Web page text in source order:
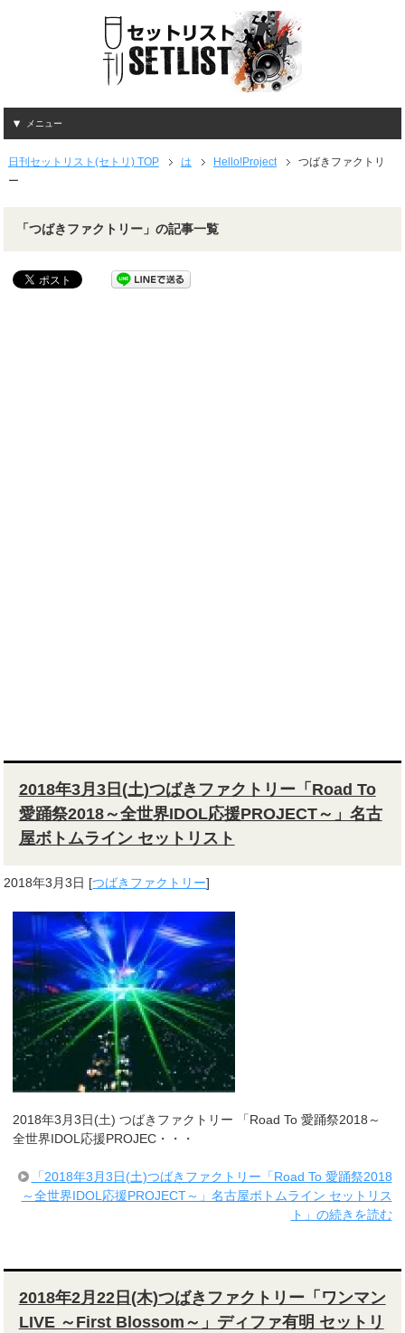
メニュー
日刊セットリスト(セトリ) TOP は Hello!Project
つばきファクトリ
ー
「つばきファクトリー」の記事一覧
2018年3月3日(土)つばきファクトリー「Road To
愛踊祭2018～全世界IDOL応援PROJECT～」名古
屋ボトムライン セットリスト
2018年3月3日 [つばきファクトリー]
2018年3月3日(土) つばきファクトリー 「Road To 愛踊祭2018～
全世界IDOL応援PROJEC・・・
「2018年3月3日(土)つばきファクトリー「Road To 愛踊祭2018
～全世界IDOL応援PROJECT～」名古屋ボトムライン セットリス
ト」の続きを読む
2018年2月22日(木)つばきファクトリー「ワンマン
LIVE ～First Blossom～」ディファ有明 セットリ